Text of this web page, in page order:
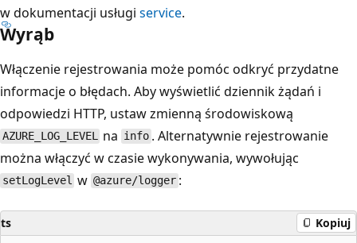
w dokumentacji usługi service.
Wyrąb
Włączenie rejestrowania może pomóc odkryć przydatne
informacje o błędach. Aby wyświetlić dziennik żądań i
odpowiedzi HTTP, ustaw zmienną środowiskową
AZURE_LOG_LEVEL na info. Alternatywnie rejestrowanie
można włączyć w czasie wykonywania, wywołując
setLogLevel w @azure/logger :
ts Kopiuj